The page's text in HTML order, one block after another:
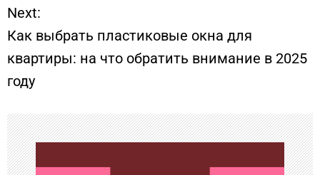
в
и
г
а
ц
Next:
Как выбрать пластиковые окна для
квартиры: на что обратить внимание в 2025
году